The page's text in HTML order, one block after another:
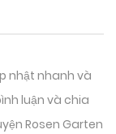
nhật nhanh và
luận và chia
Rosen Garten